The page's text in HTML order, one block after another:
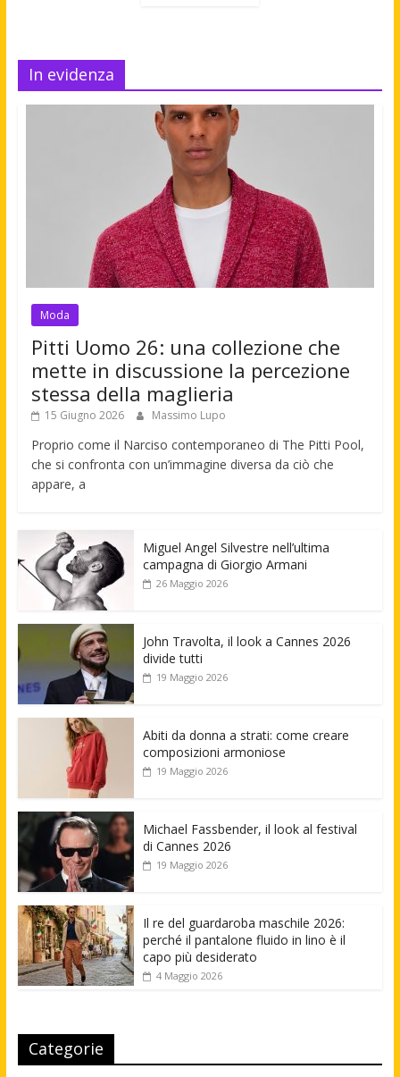
In evidenza
Moda
Pitti Uomo 26: una collezione che
mette in discussione la percezione
stessa della maglieria
15 Giugno 2026 Massimo Lupo
Proprio come il Narciso contemporaneo di The Pitti Pool,
che si confronta con un’immagine diversa da ciò che
appare, a
Miguel Angel Silvestre nell’ultima
campagna di Giorgio Armani
26 Maggio 2026
John Travolta, il look a Cannes 2026
divide tutti
19 Maggio 2026
Abiti da donna a strati: come creare
composizioni armoniose
19 Maggio 2026
Michael Fassbender, il look al festival
di Cannes 2026
19 Maggio 2026
Il re del guardaroba maschile 2026:
perché il pantalone fluido in lino è il
capo più desiderato
4 Maggio 2026
Categorie